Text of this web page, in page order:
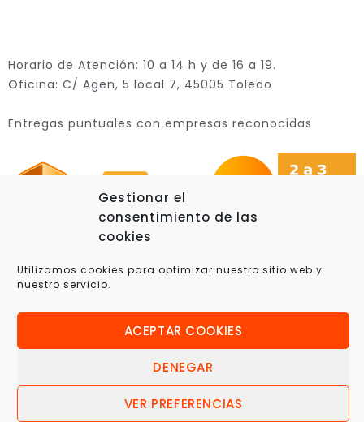
Gestionar el
consentimiento de las
cookies
Utilizamos cookies para optimizar nuestro sitio web y
nuestro servicio.
ACEPTAR COOKIES
DENEGAR
VER PREFERENCIAS
Horario de Atención: 10 a 14 h y de 16 a 19.
Oficina: C/ Agen, 5 local 7, 45005 Toledo
Entregas puntuales con empresas reconocidas